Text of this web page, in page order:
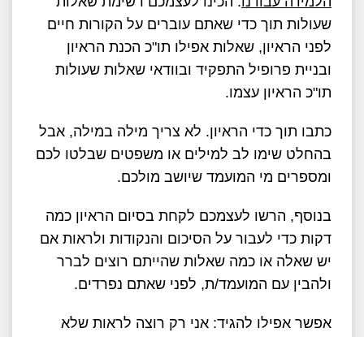
שעולות תוך כדי שאתם עוברים על הקורות חיים
לפני הראיון, שאלות אפילו תו"כ הכנת הראיון
ובניית פרופיל התפקיד ובוודאי שאלות שעולות
תו"כ הראיון עצמו.
כתבו תוך כדי הראיון. לא צריך מילה במילה, אבל
בהחלט שימו לב למילים או משפטים שבלטו לכם
ומספרים מי המועמד שיושב מולכם.
בנוסף, הרשו לעצמכם לקחת בסיום הראיון כמה
דקות כדי לעבור על הסיכום והנקודות ולראות אם
יש שאלה או כמה שאלות שהייתם רוצים לברר
ולהבין עם המועמד/ת, לפני שאתם נפרדים.
אפשר אפילו להגיד: אני רק רוצה לראות שלא